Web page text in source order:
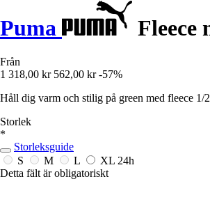
Puma Fleece
Från
1 318,00 kr 562,00 kr -57%
Håll dig varm och stilig på green med fleece
Storlek
*
Storleksguide
S
M L XL 24h
Detta fält är obligatoriskt